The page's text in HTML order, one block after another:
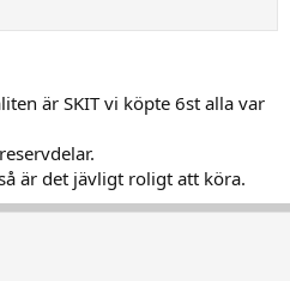
är SKIT vi köpte 6st alla var
är det jävligt roligt att köra.